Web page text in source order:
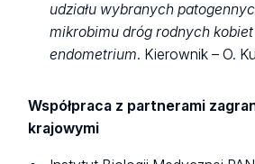
udziału wybranych
mikrobimu dróg rodnych
endometrium. Kierownik – O.
Współpraca z partnerami
krajowymi